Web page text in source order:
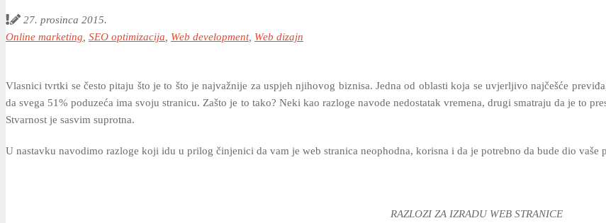
27. prosinca 2015.
Online marketing SEO optimizacija Web development, Web dizajn
Vlasnici tvrtki se često pitaju što je to što je najvažnije za uspjeh njihovog biznisa. Jedna od oblasti koja se uvjerljivo najčešće
da svega 51% poduzeća ima svoju stranicu. Zašto je to tako? Neki kao razloge navode nedostatak vremena, drugi smatraju da je to
Stvarnost je sasvim suprotna.
U nastavku navodimo razloge koji idu u prilog činjenici da vam je web stranica neophodna, korisna i da je potrebno da bude dio vaše
RAZLOZI ZA IZRADU WEB STRANICE